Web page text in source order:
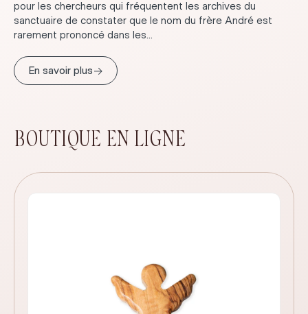
pour les chercheurs qui fréquentent les archives du
sanctuaire de constater que le nom du frère André est
rarement prononcé dans les...
En savoir plus→
BOUTIQUE EN LIGNE